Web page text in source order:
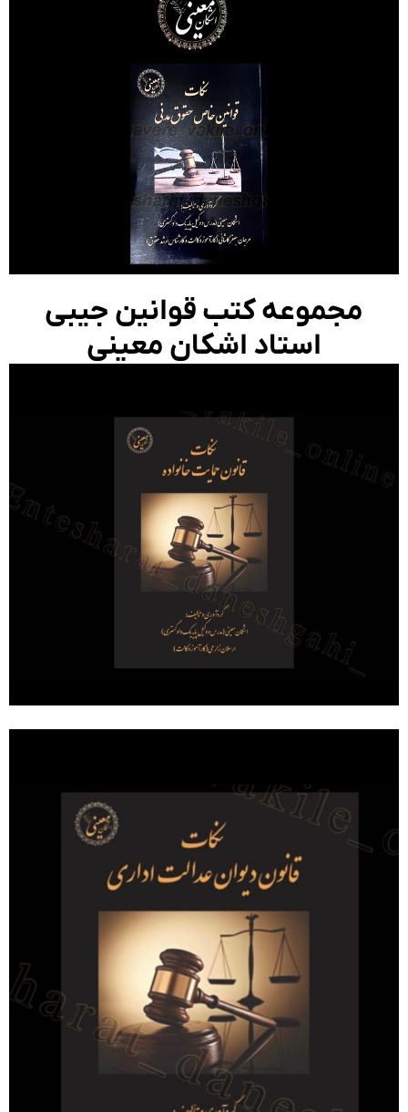
مجموعه کتب قوانین جیبی
استاد اشکان معینی